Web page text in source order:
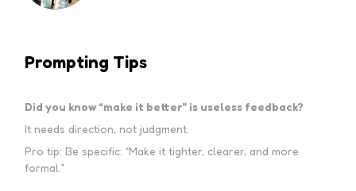
Prompting Tips
Did you know “make it better” is useless feedback?
It needs direction, not judgment.
Pro tip: Be specific: “Make it tighter, clearer, and more
formal.”